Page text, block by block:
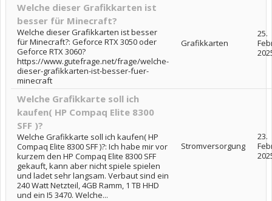
Welche dieser Grafikkarten ist
besser für Minecraft?
Welche dieser Grafikkarten ist besser
für Minecraft?: Geforce RTX 3050 oder
Geforce RTX 3060?
https://www.gutefrage.net/frage/welche-
dieser-grafikkarten-ist-besser-fuer-
minecraft
Grafikkarten
25.
Welche Grafikkarte soll ich
kaufen( HP Compaq Elite 8300
SFF )?
Welche Grafikkarte soll ich kaufen( HP
Compaq Elite 8300 SFF )?: Ich habe mir vor
kurzem den HP Compaq Elite 8300 SFF
gekauft, kann aber nicht spiele spielen
und ladet sehr langsam. Verbaut sind ein
240 Watt Netzteil, 4GB Ramm, 1 TB HHD
und ein I5 3470. Welche...
Stromversorgung
23.